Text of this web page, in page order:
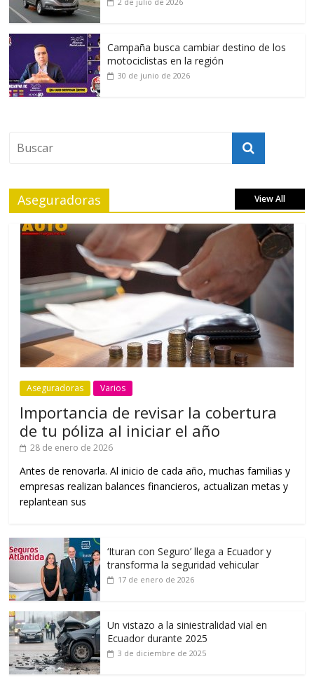
Campaña busca cambiar destino de los
motociclistas en la región
30 de junio de 2026
Aseguradoras View All
Aseguradoras Varios
Importancia de revisar la cobertura
de tu póliza al iniciar el año
28 de enero de 2026
Antes de renovarla. Al inicio de cada año, muchas familias y
empresas realizan balances financieros, actualizan metas y
replantean sus
‘Ituran con Seguro’ llega a Ecuador y
transforma la seguridad vehicular
17 de enero de 2026
Un vistazo a la siniestralidad vial en
Ecuador durante 2025
3 de diciembre de 2025